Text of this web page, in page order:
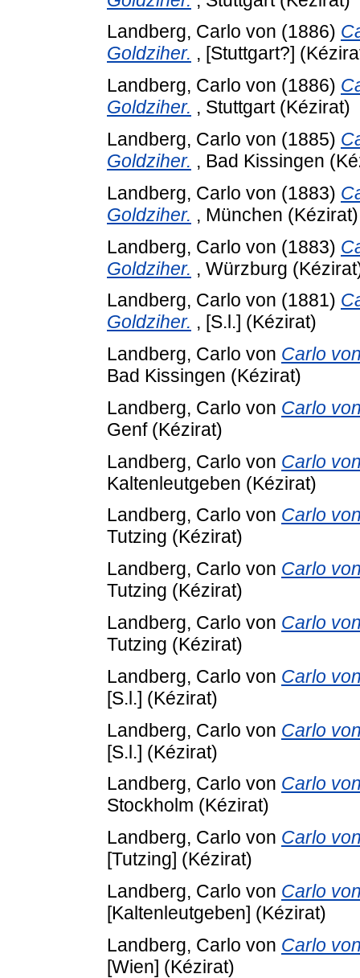
Landberg, Carlo von (1886)
Goldziher. , [Stuttgart?]
Landberg, Carlo von (1886)
Goldziher. , Stuttgart (Kézirat)
Landberg, Carlo von (1885)
Goldziher. , Bad Kissingen
Landberg, Carlo von (1883)
Goldziher. , München (Kézirat)
Landberg, Carlo von (1883)
Goldziher. , Würzburg
Landberg, Carlo von (1881)
Goldziher. , [S.l.] (Kézirat)
Landberg, Carlo von Carlo
Bad Kissingen (Kézirat)
Landberg, Carlo von Carlo
Genf (Kézirat)
Landberg, Carlo von Carlo
Kaltenleutgeben (Kézirat)
Landberg, Carlo von Carlo
Tutzing (Kézirat)
Landberg, Carlo von Carlo
Tutzing (Kézirat)
Landberg, Carlo von Carlo
Tutzing (Kézirat)
Landberg, Carlo von Carlo
[S.l.] (Kézirat)
Landberg, Carlo von Carlo
[S.l.] (Kézirat)
Landberg, Carlo von Carlo
Stockholm (Kézirat)
Landberg, Carlo von Carlo
[Tutzing] (Kézirat)
Landberg, Carlo von Carlo
[Kaltenleutgeben] (Kézirat)
Landberg, Carlo von Carlo
[Wien] (Kézirat)